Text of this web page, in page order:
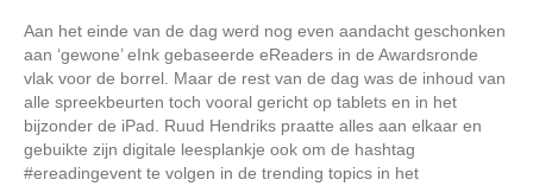
Aan het einde van de dag werd nog even aandacht geschonken
aan ‘gewone’ eInk gebaseerde eReaders in de Awardsronde
vlak voor de borrel. Maar de rest van de dag was de inhoud van
alle spreekbeurten toch vooral gericht op tablets en in het
bijzonder de iPad. Ruud Hendriks praatte alles aan elkaar en
gebuikte zijn digitale leesplankje ook om de hashtag
#ereadingevent te volgen in de trending topics in het